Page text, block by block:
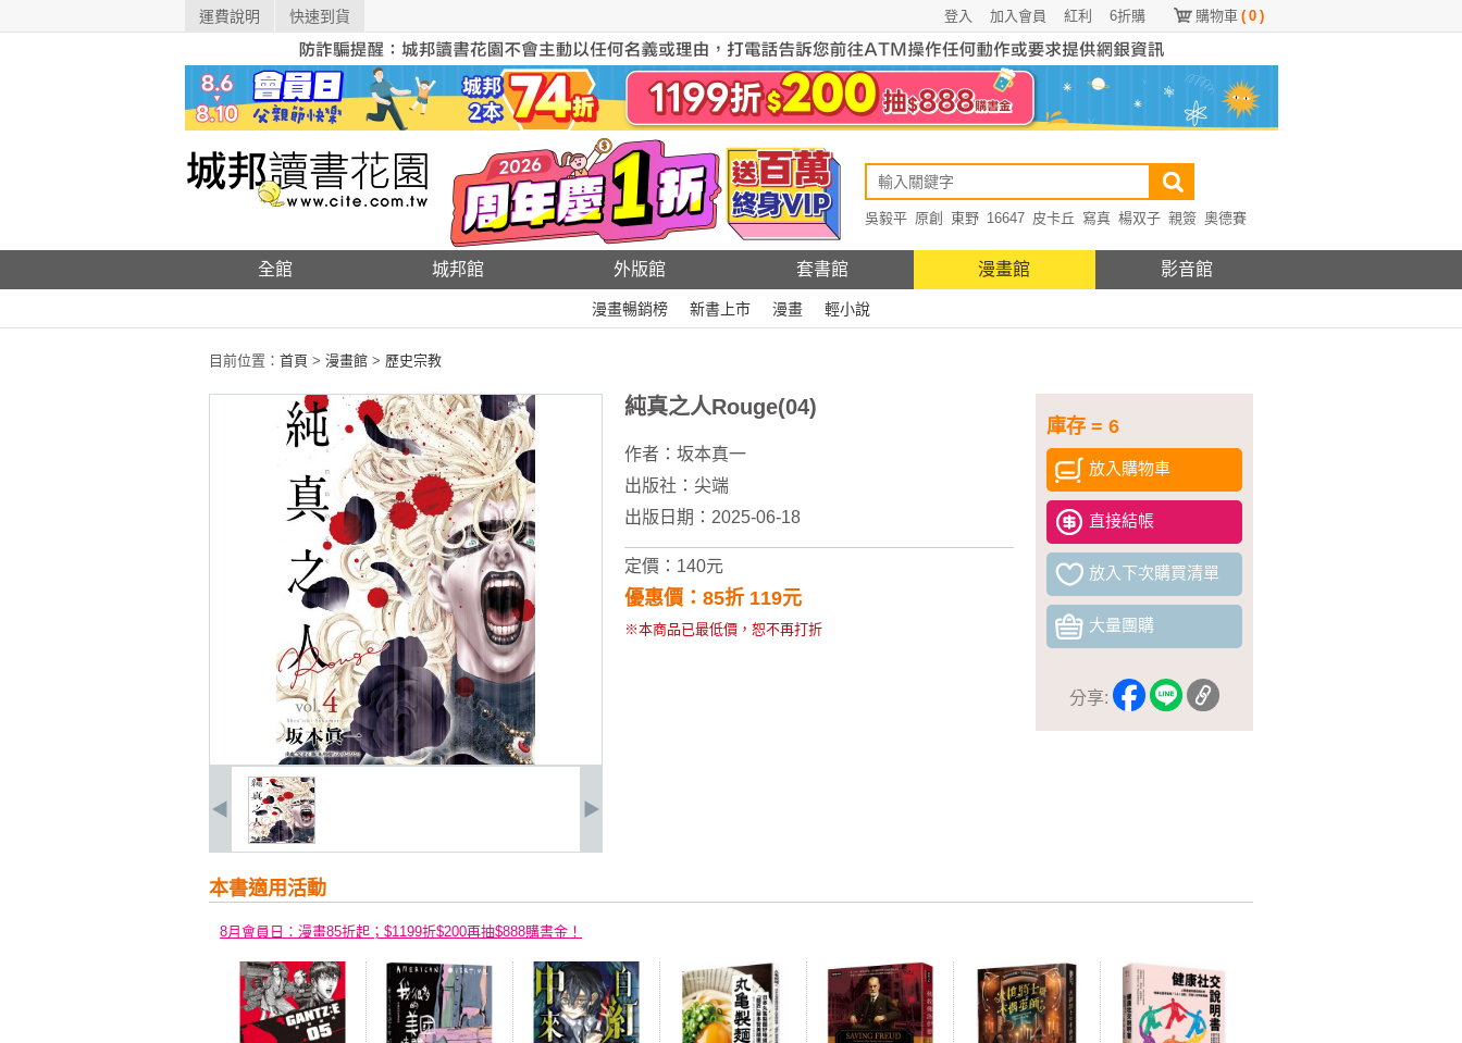
運費說明 快速到貨 購物車 ( 0 )
6折購
紅利
加入會員
登入
吳毅平 原創 東野 16647 皮卡丘 寫真 楊双子 親簽 奧德賽
全館 城邦館 外版館 套書館 漫畫館 影音館
漫畫暢銷榜 新書上市 漫畫 輕小說
目前位置： 首頁 > 漫畫館 > 歷史宗教
庫存 = 6
放入購物車
直接結帳
放入下次購買清單
大量團購
分享:
純真之人Rouge(04)
作者： 坂本真一
出版社： 尖端
出版日期：2025-06-18
定價：140元
優惠價：85折 119元
※本商品已最低價，恕不再打折
本書適用活動
8月會員日：漫畫85折起；$1199折$200再抽$888購書金！